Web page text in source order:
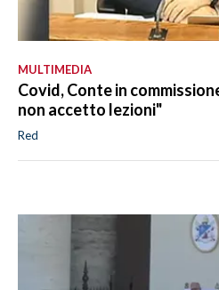
MULTIMEDIA
Covid, Conte in
non accetto lezioni"
Red